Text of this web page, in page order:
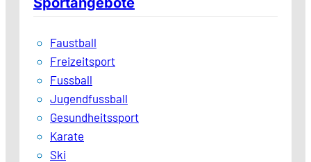
Faustball
Freizeitsport
Fussball
Jugendfussball
Gesundheitssport
Karate
Ski